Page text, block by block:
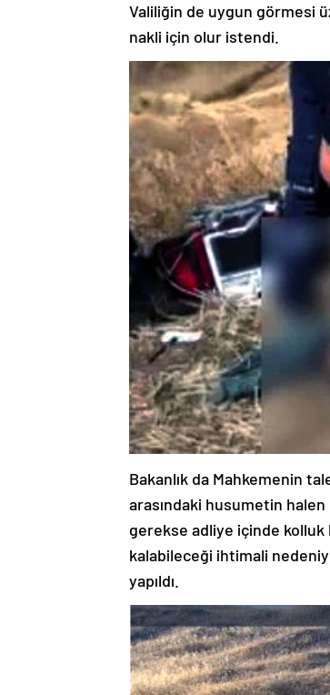
Valiliğin de uygun görmesi
nakli için olur istendi.
Bakanlık da Mahkemenin
arasındaki husumetin
gerekse adliye içinde
kalabileceği ihtimali
yapıldı.